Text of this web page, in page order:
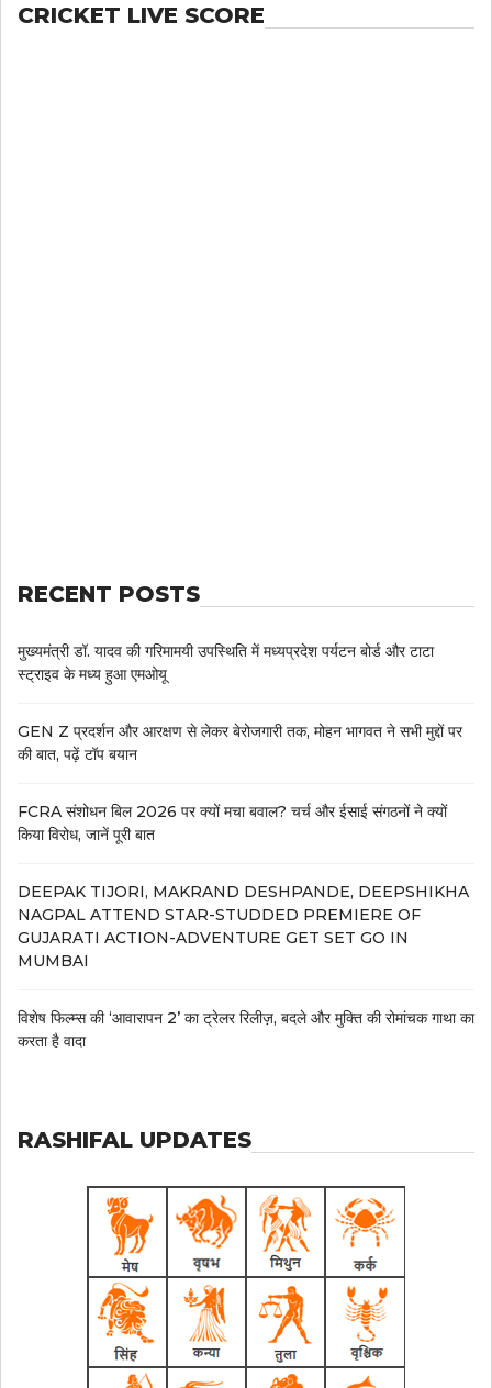
CRICKET LIVE SCORE
RECENT POSTS
मुख्यमंत्री डॉ. यादव की गरिमामयी उपस्थिति में मध्यप्रदेश पर्यटन बोर्ड और टाटा
स्ट्राइव के मध्य हुआ एमओयू
GEN Z प्रदर्शन और आरक्षण से लेकर बेरोजगारी तक, मोहन भागवत ने सभी मुद्दों पर
की बात, पढ़ें टॉप बयान
FCRA संशोधन बिल 2026 पर क्यों मचा बवाल? चर्च और ईसाई संगठनों ने क्यों
किया विरोध, जानें पूरी बात
DEEPAK TIJORI, MAKRAND DESHPANDE, DEEPSHIKHA
NAGPAL ATTEND STAR-STUDDED PREMIERE OF
GUJARATI ACTION-ADVENTURE GET SET GO IN
MUMBAI
विशेष फिल्म्स की ‘आवारापन 2’ का ट्रेलर रिलीज़, बदले और मुक्ति की रोमांचक गाथा का
करता है वादा
RASHIFAL UPDATES